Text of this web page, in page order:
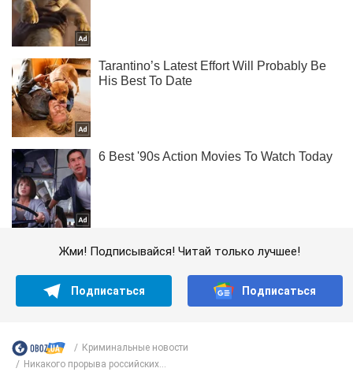
Жми! Подписывайся! Читай только лучшее!
Подписаться Подписаться
Криминальные новости
Никакого прорыва российских...